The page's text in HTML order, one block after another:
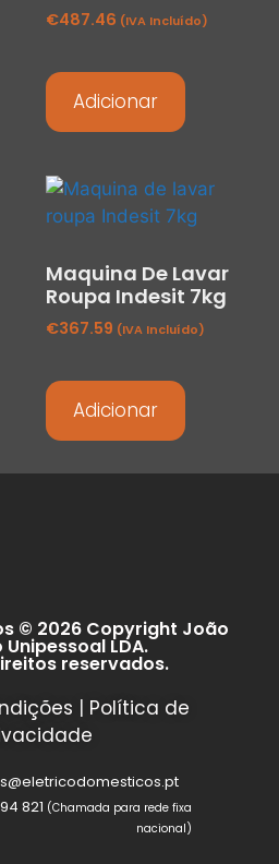
€487.46 (IVA Incluído)
Adicionar
Maquina De Lavar
Roupa Indesit 7kg
€367.59 (IVA Incluído)
Adicionar
© 2026 Copyright João
LDA.
reservados.
| Política de
821 (Chamada para rede fixa
nacional)